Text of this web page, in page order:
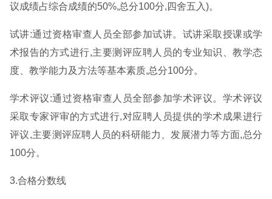
议成绩占综合成绩的50%,总分100分,四舍五入)。
试讲:通过资格审查人员全部参加试讲。试讲采取授课或学
术报告的方式进行,主要测评应聘人员的专业知识、教学态
度、教学能力及方法等基本素质,总分100分。
学术评议:通过资格审查人员全部参加学术评议。学术评议
采取专家评审的方式进行,对应聘人员提供的学术成果进行
评议,主要测评应聘人员的科研能力、发展潜力等方面,总分
100分。
3.合格分数线